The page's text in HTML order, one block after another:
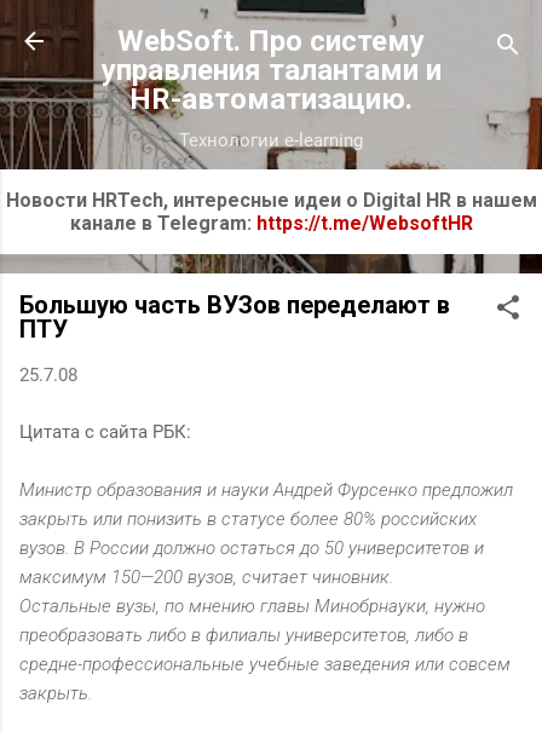
К основному контенту
WebSoft. Про систему
управления талантами и
HR-автоматизацию.
Технологии e-learning
Новости HRTech, интересные идеи о Digital HR в нашем
канале в Telegram: https://t.me/WebsoftHR
Большую часть ВУЗов переделают в
ПТУ
25.7.08
Цитата с сайта РБК:
Министр образования и науки Андрей Фурсенко предложил
закрыть или понизить в статусе более 80% российских
вузов. В России должно остаться до 50 университетов и
максимум 150—200 вузов, считает чиновник.
Остальные вузы, по мнению главы Минобрнауки, нужно
преобразовать либо в филиалы университетов, либо в
средне-профессиональные учебные заведения или совсем
закрыть.